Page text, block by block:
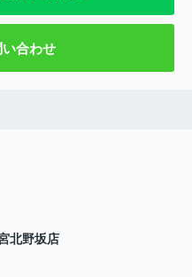
い合わせ
北野坂店